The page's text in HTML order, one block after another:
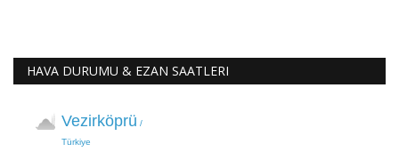
HAVA DURUMU & EZAN SAATLERI